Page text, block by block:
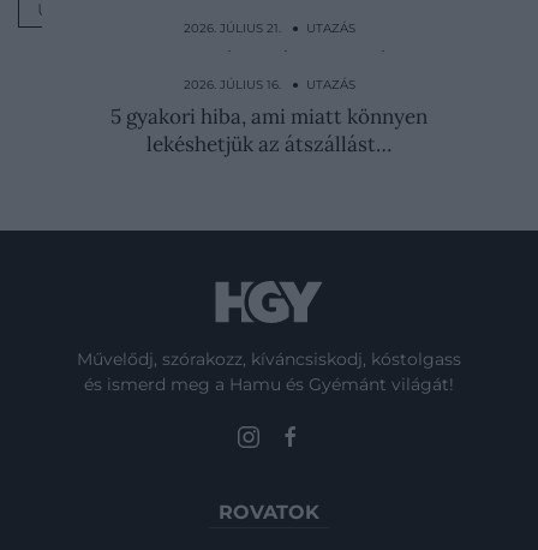
ÜLÉS
2026. JÚLIUS 21. ● UTAZÁS
A tető beomlása után elhagyták, ma
szellemek ülnek a cseh…
2026. JÚLIUS 16. ● UTAZÁS
5 gyakori hiba, ami miatt könnyen
lekéshetjük az átszállást…
Művelődj, szórakozz, kíváncsiskodj, kóstolgass
és ismerd meg a Hamu és Gyémánt világát!
ROVATOK